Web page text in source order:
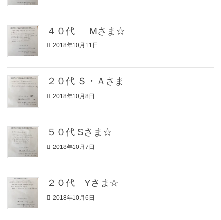
４０代 Mさま☆
2018年10月11日
２０代 Ｓ・Ａさま
2018年10月8日
５０代 Sさま☆
2018年10月7日
２０代 Yさま☆
2018年10月6日